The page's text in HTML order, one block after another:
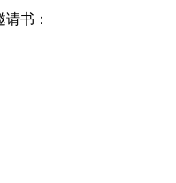
书：